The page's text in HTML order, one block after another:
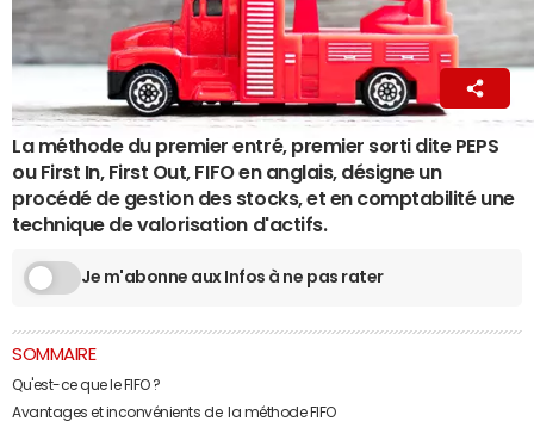
La Rédaction
25 mai 2025 01:55
La méthode du premier entré, premier sorti dite PEPS
ou First In, First Out, FIFO en anglais, désigne un
procédé de gestion des stocks, et en comptabilité une
technique de valorisation d'actifs.
Je m'abonne aux Infos à ne pas rater
SOMMAIRE
Qu'est-ce que le FIFO ?
Avantages et inconvénients de la méthode FIFO